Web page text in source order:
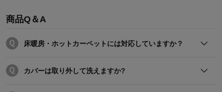
商品Q＆A
床暖房・ホットカーペットには対応していますか？
えございません。
カバーは取り外して洗えますか?